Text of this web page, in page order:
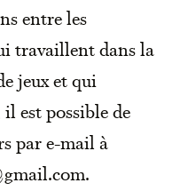
entre les
travaillent dans la
jeux et qui
est possible de
par e-mail à